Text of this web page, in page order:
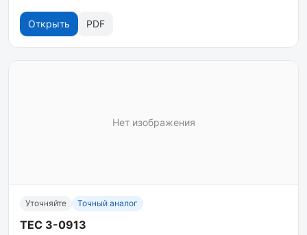
Открыть PDF
Нет изображения
Уточняйте Точный аналог
TEC 3-0913